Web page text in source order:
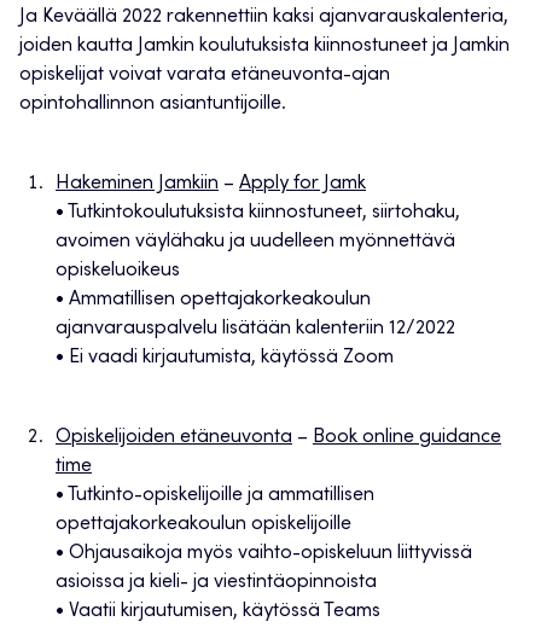
Ja Keväällä 2022 rakennettiin kaksi ajanvarauskalenteria,
joiden kautta Jamkin koulutuksista kiinnostuneet ja Jamkin
opiskelijat voivat varata etäneuvonta-ajan
opintohallinnon asiantuntijoille.
Hakeminen Jamkiin – Apply for Jamk
• Tutkintokoulutuksista kiinnostuneet, siirtohaku,
avoimen väylähaku ja uudelleen myönnettävä
opiskeluoikeus
• Ammatillisen opettajakorkeakoulun
ajanvarauspalvelu lisätään kalenteriin 12/2022
• Ei vaadi kirjautumista, käytössä Zoom
Opiskelijoiden etäneuvonta – Book online guidance
time
• Tutkinto-opiskelijoille ja ammatillisen
opettajakorkeakoulun opiskelijoille
• Ohjausaikoja myös vaihto-opiskeluun liittyvissä
asioissa ja kieli- ja viestintäopinnoista
• Vaatii kirjautumisen, käytössä Teams